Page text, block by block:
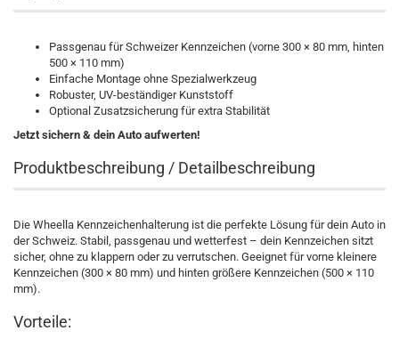
Passgenau für Schweizer Kennzeichen (vorne 300 × 80 mm, hinten
500 × 110 mm)
Einfache Montage ohne Spezialwerkzeug
Robuster, UV-beständiger Kunststoff
Optional Zusatzsicherung für extra Stabilität
Jetzt sichern & dein Auto aufwerten!
Produktbeschreibung / Detailbeschreibung
Die Wheella Kennzeichenhalterung ist die perfekte Lösung für dein Auto in
der Schweiz. Stabil, passgenau und wetterfest – dein Kennzeichen sitzt
sicher, ohne zu klappern oder zu verrutschen. Geeignet für vorne kleinere
Kennzeichen (300 × 80 mm) und hinten größere Kennzeichen (500 × 110
mm).
Vorteile: